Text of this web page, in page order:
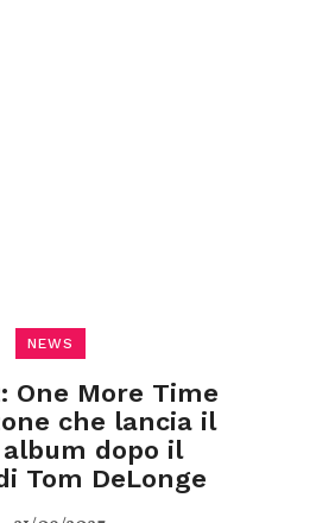
NEWS
One More Time
che lancia il
dopo il
Tom DeLonge